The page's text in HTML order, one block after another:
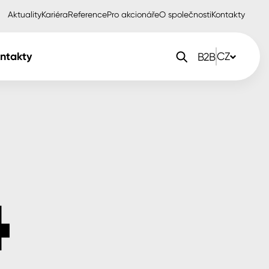
AktualityKariéraReferencePro akcionářeO společnostiKontakty
B2BCZ